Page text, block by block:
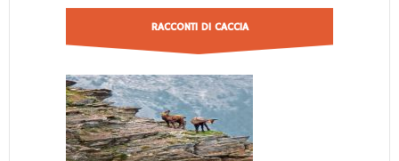
RACCONTI DI CACCIA